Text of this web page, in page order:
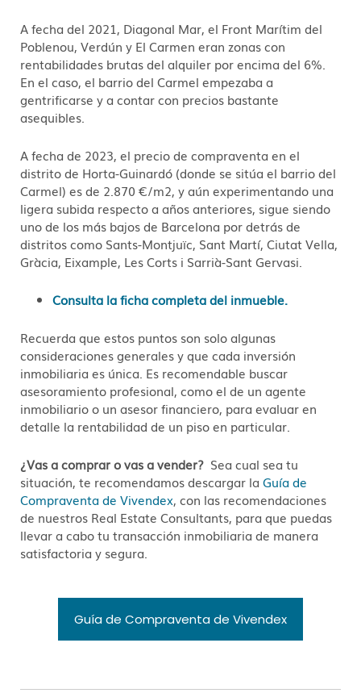
A fecha del 2021, Diagonal Mar, el Front Marítim del
Poblenou, Verdún y El Carmen eran zonas con
rentabilidades brutas del alquiler por encima del 6%.
En el caso, el barrio del Carmel empezaba a
gentrificarse y a contar con precios bastante
asequibles.
A fecha de 2023, el precio de compraventa en el
distrito de Horta-Guinardó (donde se sitúa el barrio del
Carmel) es de 2.870 €/m2, y aún experimentando una
ligera subida respecto a años anteriores, sigue siendo
uno de los más bajos de Barcelona por detrás de
distritos como Sants-Montjuïc, Sant Martí, Ciutat Vella,
Gràcia, Eixample, Les Corts i Sarrià-Sant Gervasi.
Consulta la ficha completa del inmueble.
Recuerda que estos puntos son solo algunas
consideraciones generales y que cada inversión
inmobiliaria es única. Es recomendable buscar
asesoramiento profesional, como el de un agente
inmobiliario o un asesor financiero, para evaluar en
detalle la rentabilidad de un piso en particular.
¿Vas a comprar o vas a vender? Sea cual sea tu
situación, te recomendamos descargar la Guía de
Compraventa de Vivendex, con las recomendaciones
de nuestros Real Estate Consultants, para que puedas
llevar a cabo tu transacción inmobiliaria de manera
satisfactoria y segura.
Guía de Compraventa de Vivendex